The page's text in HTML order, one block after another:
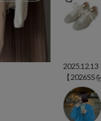
2025.12.13